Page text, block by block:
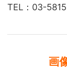
TEL：03-
画